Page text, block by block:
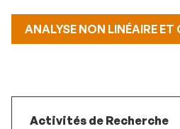
ANALYSE NON LINÉAIRE
Activités de Recherche